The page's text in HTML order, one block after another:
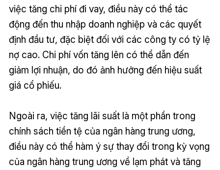
việc tăng chi phí đi vay, điều này có thể tác
động đến thu nhập doanh nghiệp và các quyết
định đầu tư, đặc biệt đối với các công ty có tỷ lệ
nợ cao. Chi phí vốn tăng lên có thể dẫn đến
giảm lợi nhuận, do đó ảnh hưởng đến hiệu suất
giá cổ phiếu.
Ngoài ra, việc tăng lãi suất là một phần trong
chính sách tiền tệ của ngân hàng trung ương,
điều này có thể hàm ý sự thay đổi trong kỳ vọng
của ngân hàng trung ương về lạm phát và tăng